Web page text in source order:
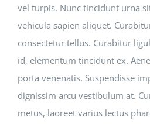
vel turpis. Nunc tincidunt urna
vehicula sapien aliquet.
consectetur tellus. Curabitur
id, elementum tincidunt ex.
porta venenatis. Suspendisse
dignissim arcu vestibulum at.
metus, laoreet varius lectus